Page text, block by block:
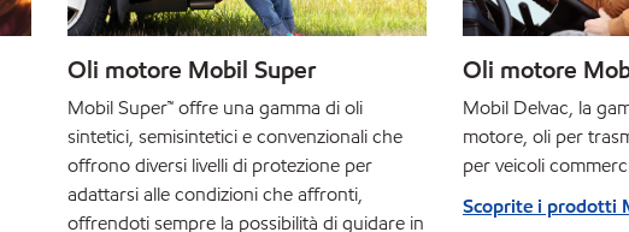
Oli motore Mobil Super
Mobil Super™ offre una gamma di oli
sintetici, semisintetici e convenzionali che
offrono diversi livelli di protezione per
adattarsi alle condizioni che affronti,
offrendoti sempre la possibilità di guidare in
Oli motore
Mobil Delvac, la
motore, oli per
per veicoli
Scoprite i prodotti